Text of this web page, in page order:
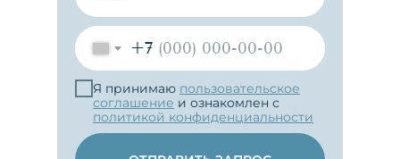
+7
Я принимаю пользовательское
соглашение и ознакомлен с
политикой конфиденциальности